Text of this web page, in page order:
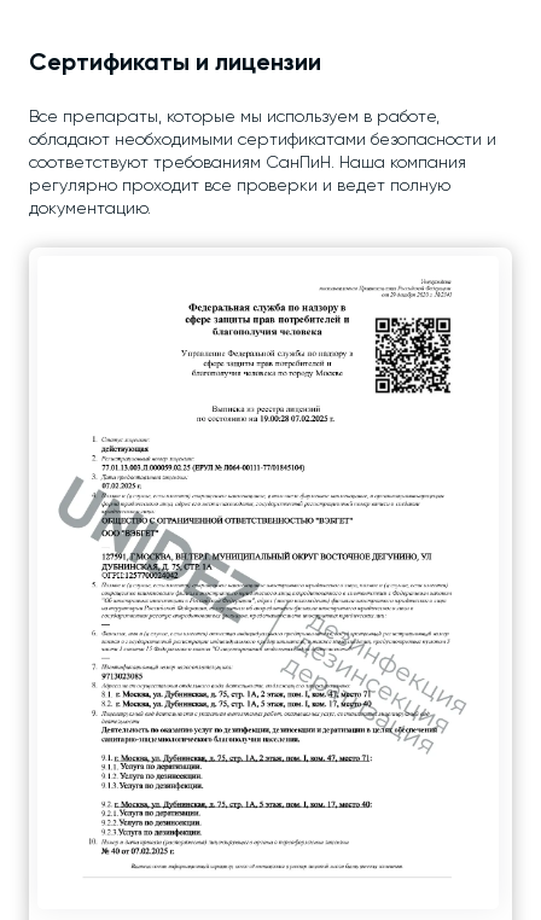
Сертификаты и лицензии
Все препараты, которые мы используем в работе,
обладают необходимыми сертификатами безопасности и
соответствуют требованиям СанПиН. Наша компания
регулярно проходит все проверки и ведет полную
документацию.